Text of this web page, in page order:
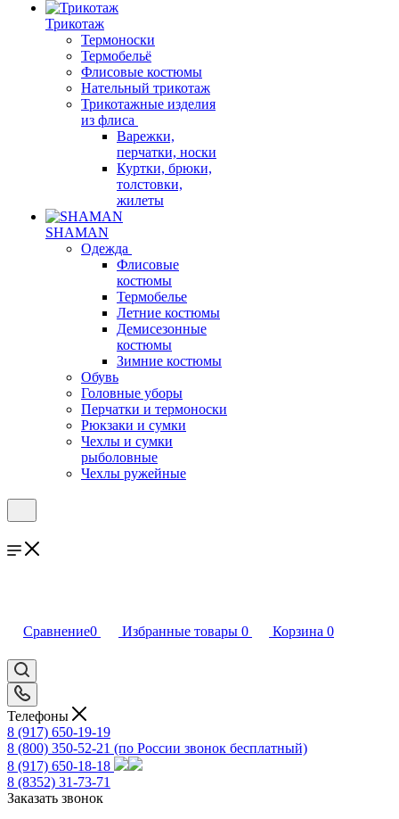
Трикотаж
Термоноски
Термобельё
Флисовые костюмы
Нательный трикотаж
Трикотажные изделия
из флиса
Варежки,
перчатки, носки
Куртки, брюки,
толстовки,
жилеты
SHAMAN
Одежда
Флисовые
костюмы
Термобелье
Летние костюмы
Демисезонные
костюмы
Зимние костюмы
Обувь
Головные уборы
Перчатки и термоноски
Рюкзаки и сумки
Чехлы и сумки
рыболовные
Чехлы ружейные
Сравнение0 Избранные товары 0 Корзина 0
Телефоны
8 (917) 650-19-19
8 (800) 350-52-21 (по России звонок бесплатный)
8 (917) 650-18-18
8 (8352) 31-73-71
Заказать звонок